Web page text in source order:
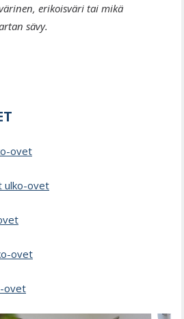
erikoisväri tai mikä
sävy.
ovet
ulko-ovet
ovet
ovet